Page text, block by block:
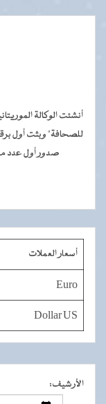
للصحافة" وبثت أول
صدور أول عدد
أسعار العملات
Euro
Dollar US
الأرشيف: